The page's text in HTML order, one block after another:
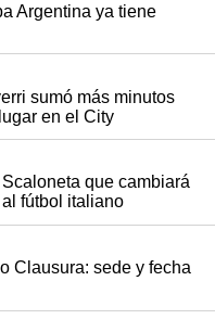
Argentina ya tiene
sumó más minutos
en el City
que cambiará
fútbol italiano
Clausura: sede y fecha